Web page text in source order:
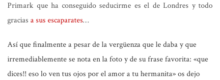
Primark que ha conseguido seducirme es el de Londres y todo
gracias a sus escaparates…
Así que finalmente a pesar de la vergüenza que le daba y que
irremediablemente se nota en la foto y de su frase favorita: «que
dices!! eso lo ven tus ojos por el amor a tu hermanita»os dejo